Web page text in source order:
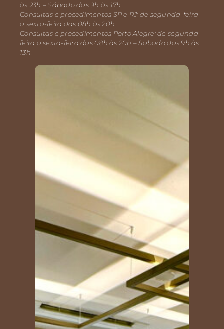
às 23h – Sábado das 9h às 17h.
Consultas e procedimentos SP e RJ: de segunda-feira
a sexta-feira das 08h às 20h.
Consultas e procedimentos Porto Alegre: de segunda-
feira a sexta-feira das 08h às 20h – Sábado das 9h às
13h.